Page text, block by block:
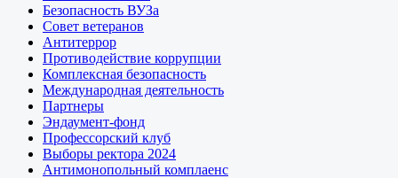
Безопасность ВУЗа
Совет ветеранов
Антитеррор
Противодействие коррупции
Комплексная безопасность
Международная деятельность
Партнеры
Эндаумент-фонд
Профессорский клуб
Выборы ректора 2024
Антимонопольный комплаенс